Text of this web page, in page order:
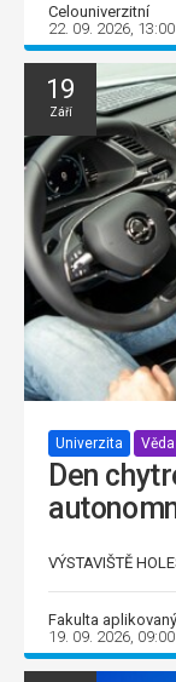
Celouniverzitní
22. 09. 2026, 13:00
19
Září
Univerzita
Den
VÝSTAVIŠTĚ
Fakulta
19. 09. 2026, 09:00